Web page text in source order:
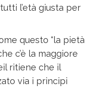
l’età giusta per
questo “la pietà
c’è la maggiore
ritiene che il
via i principi